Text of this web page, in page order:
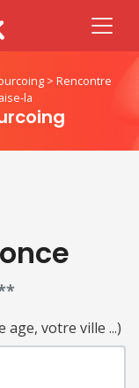
> Rencontre
la
age, votre ville ...)